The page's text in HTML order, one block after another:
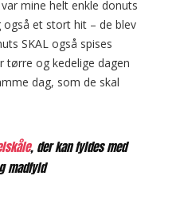
mine helt enkle donuts
et stort hit – de blev
SKAL også spises
tørre og kedelige dagen
dag, som de skal
, der kan fyldes med
madfyld